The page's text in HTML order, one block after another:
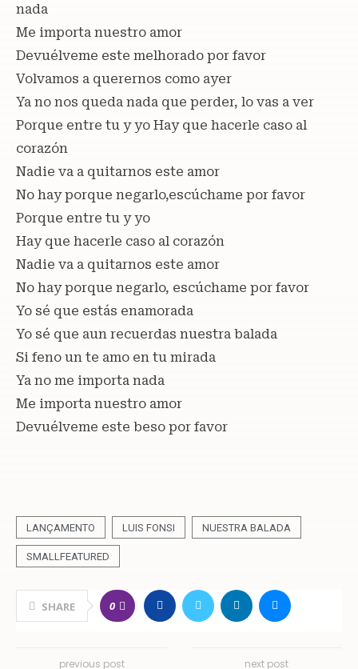
nada
Me importa nuestro amor
Devuélveme este melhorado por favor
Volvamos a querernos como ayer
Ya no nos queda nada que perder, lo vas a ver
Porque entre tu y yo Hay que hacerle caso al
corazón
Nadie va a quitarnos este amor
No hay porque negarlo,escúchame por favor
Porque entre tu y yo
Hay que hacerle caso al corazón
Nadie va a quitarnos este amor
No hay porque negarlo, escúchame por favor
Yo sé que estás enamorada
Yo sé que aun recuerdas nuestra balada
Si feno un te amo en tu mirada
Ya no me importa nada
Me importa nuestro amor
Devuélveme este beso por favor
LANÇAMENTO LUIS FONSI NUESTRA BALADA
SMALLFEATURED
SHARE 0
previous post next post